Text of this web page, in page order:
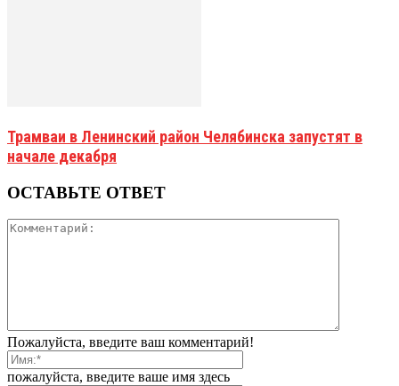
Трамваи в Ленинский район Челябинска запустят в
начале декабря
ОСТАВЬТЕ ОТВЕТ
Пожалуйста, введите ваш комментарий!
пожалуйста, введите ваше имя здесь